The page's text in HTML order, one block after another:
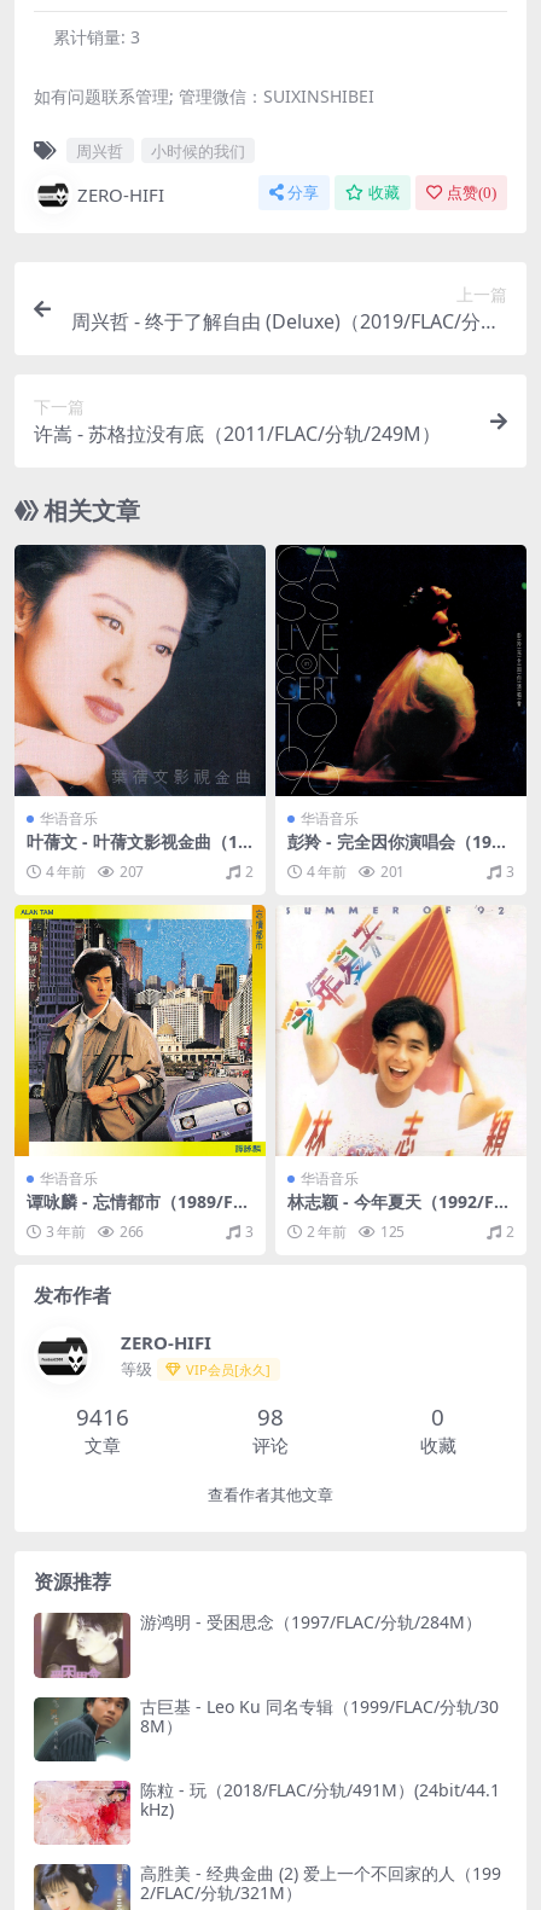
累计销量: 3
如有问题联系管理; 管理微信：SUIXINSHIBEI
周兴哲 小时候的我们
ZERO-HIFI 分享 收藏 点赞(0)
上一篇
周兴哲 - 终于了解自由 (Deluxe)（2019/FLAC/分轨/
下一篇
许嵩 - 苏格拉没有底（2011/FLAC/分轨/249M）
相关文章
华语音乐
叶蒨文 - 叶蒨文影视金曲（19
92/FLAC/分轨/386M）
4 年前 207 2
华语音乐
彭羚 - 完全因你演唱会（199
6/FLAC/分轨/414M）
4 年前 201 3
华语音乐
谭咏麟 - 忘情都市（1989/FL
AC/分轨/245M）
3 年前 266 3
华语音乐
林志颖 - 今年夏天（1992/FL
AC/分轨/267M）
2 年前 125 2
发布作者
ZERO-HIFI
等级 VIP会员[永久]
9416
文章
98
评论
0
收藏
查看作者其他文章
资源推荐
游鸿明 - 受困思念（1997/FLAC/分轨/284M）
古巨基 - Leo Ku 同名专辑（1999/FLAC/分轨/30
8M）
陈粒 - 玩（2018/FLAC/分轨/491M）(24bit/44.1
kHz)
高胜美 - 经典金曲 (2) 爱上一个不回家的人（199
2/FLAC/分轨/321M）